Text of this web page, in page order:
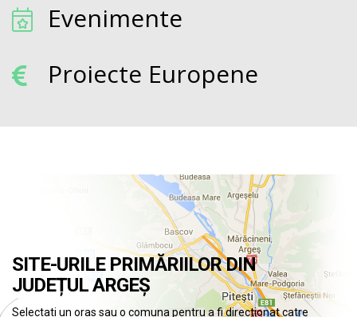
Evenimente
Proiecte Europene
SITE-URILE PRIMĂRIILOR DIN
JUDEȚUL ARGEȘ
Selectati un oras sau o comuna pentru a fi directionat catre